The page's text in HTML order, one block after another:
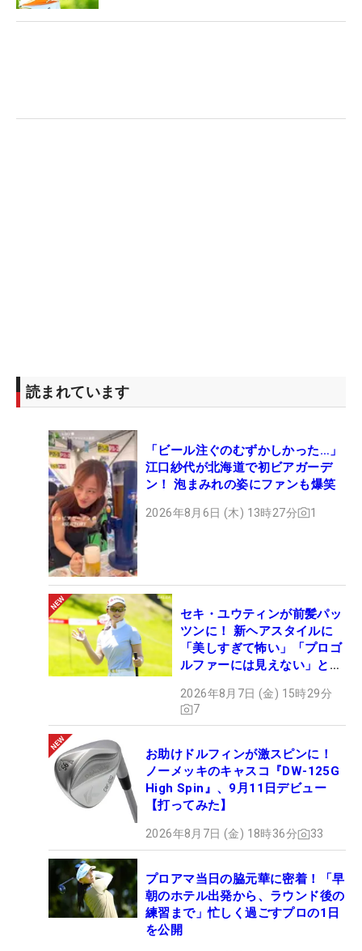
読まれています
「ビール注ぐのむずかしかった…」
江口紗代が北海道で初ビアガーデ
ン！ 泡まみれの姿にファンも爆笑
2026年8月6日 (木) 13時27分 1
セキ・ユウティンが前髪パッ
ツンに！ 新ヘアスタイルに
「美しすぎて怖い」「プロゴ
ルファーには見えない」とコ
2026年8月7日 (金) 15時29分
7
お助けドルフィンが激スピンに！
ノーメッキのキャスコ『DW-125G
High Spin』、9月11日デビュー
【打ってみた】
2026年8月7日 (金) 18時36分 33
プロアマ当日の脇元華に密着！「早
朝のホテル出発から、ラウンド後の
練習まで」忙しく過ごすプロの1日
を公開